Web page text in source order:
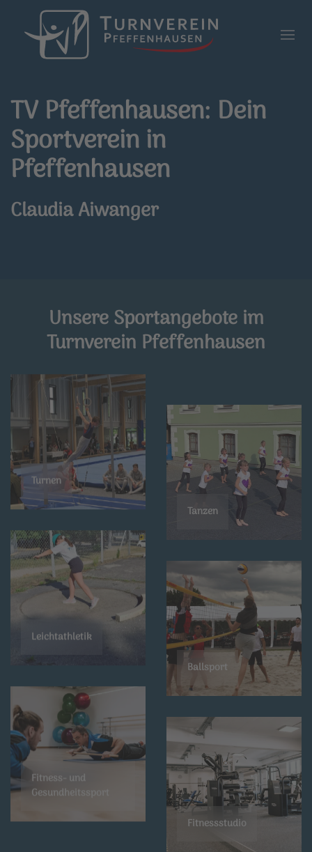
Zum Hauptinhalt springen
TV Pfeffenhausen: Dein
Sportverein in
Pfeffenhausen
Claudia Aiwanger
Unsere Sportangebote im
Turnverein Pfeffenhausen
Turnen
Tanzen
Leichtathletik
Ballsport
Fitness- und
Gesundheitssport
Fitnessstudio